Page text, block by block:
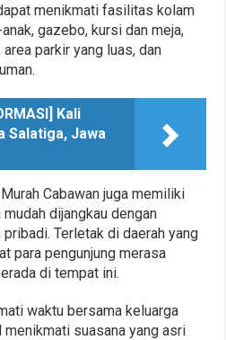
menikmati fasilitas kolam
gazebo, kursi dan meja,
parkir yang luas, dan
Kali
Salatiga, Jawa
Cabawan juga memiliki
dijangkau dengan
pribadi. Terletak di daerah yang
para pengunjung merasa
di tempat ini.
waktu bersama keluarga
suasana yang asri